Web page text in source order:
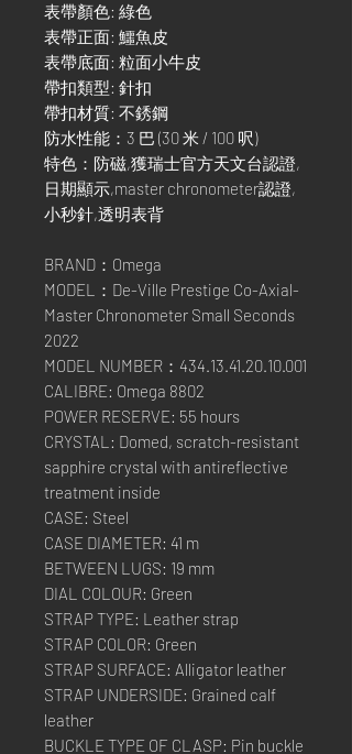
表帶顏色: 綠色
表帶正面: 鱷魚皮
表帶底面: 粒面小牛皮
帶扣類型: 針扣
帶扣材質: 不銹鋼
防水性能：3 巴 (30 米 / 100 呎)
特色：防磁,獲瑞士官方天文台認證,
日期顯示,master chronometer認證,
小秒針,透明表背
BRAND：Omega
MODEL：De-Ville Prestige Co-Axial-
Master Chronometer Small Seconds
2022
MODEL NUMBER：434.13.41.20.10.001
CALIBRE: Omega 8802
POWER RESERVE: 55 hours
CRYSTAL: Domed, scratch-resistant
sapphire crystal with antireflective
treatment inside
CASE: Steel
CASE DIAMETER: 41 m
BETWEEN LUGS: 19 mm
DIAL COLOUR: Green
STRAP TYPE: Leather strap
STRAP COLOR: Green
STRAP SURFACE: Alligator leather
STRAP UNDERSIDE: Grained calf
leather
BUCKLE TYPE OF CLASP: Pin buckle